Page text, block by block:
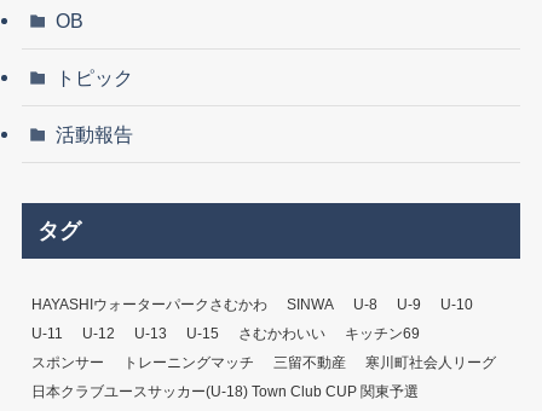
OB
トピック
活動報告
タグ
HAYASHIウォーターパークさむかわ SINWA U-8 U-9
U-10
U-11
U-12 U-13 U-15 さむかわいい
キッチン69
スポンサー
トレーニングマッチ 三留不動産
寒川町社会人リーグ
日本クラブユースサッカー(U-18) Town Club CUP 関東予選